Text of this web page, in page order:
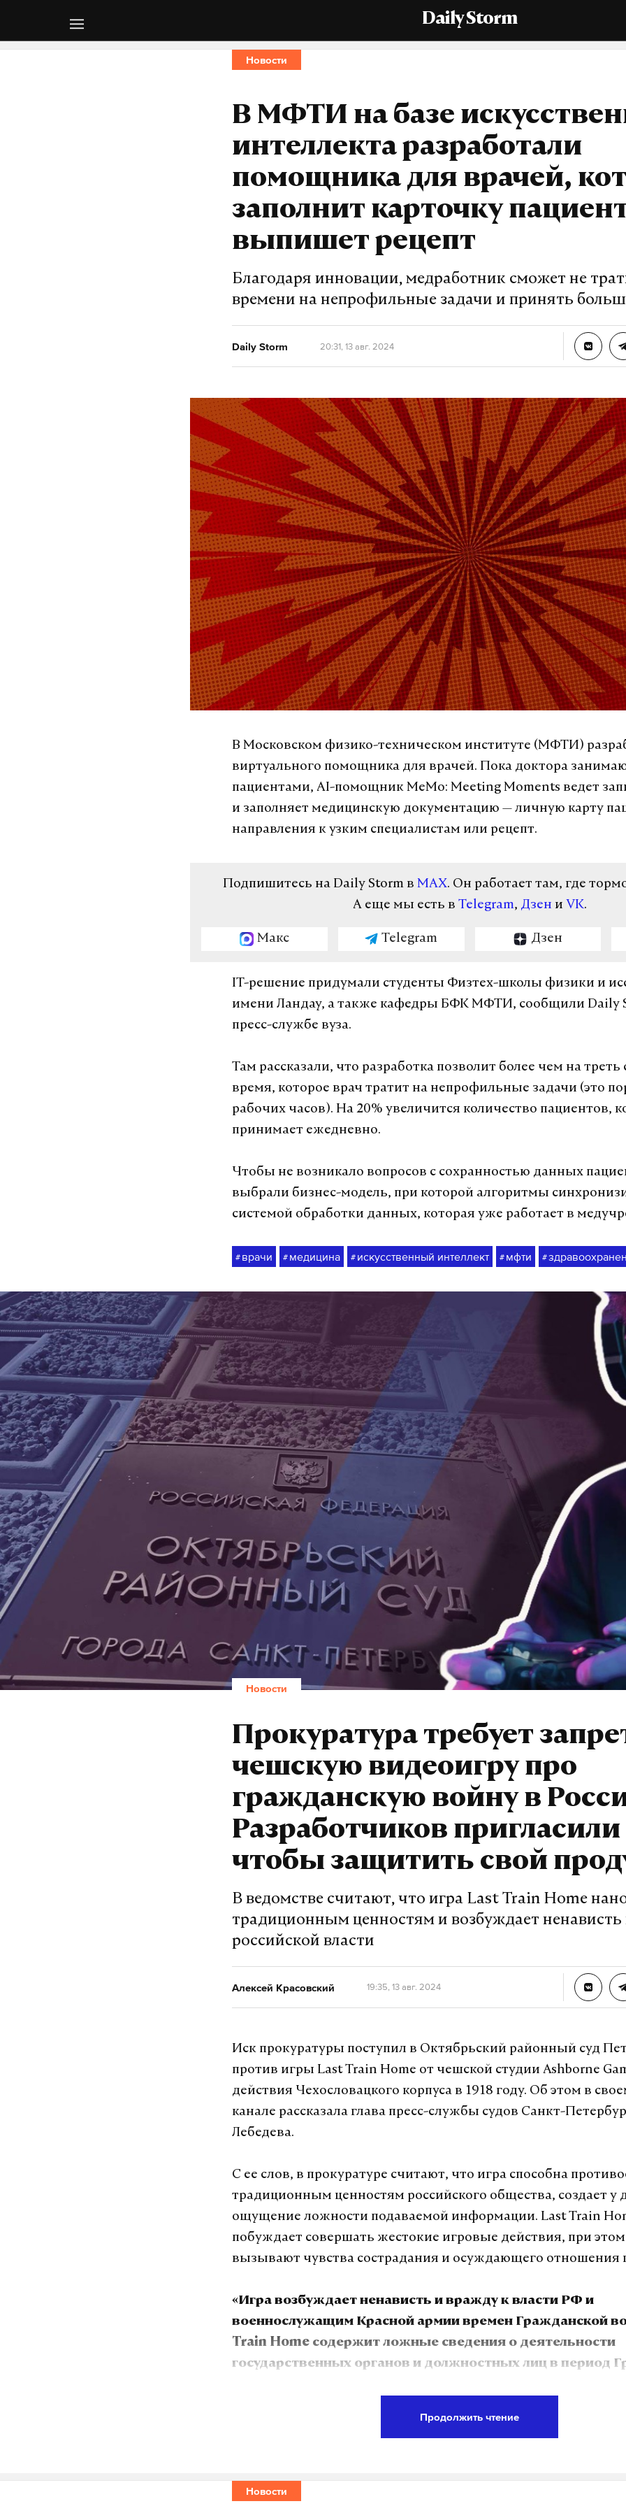
Daily Storm
Новости
В МФТИ на базе
интеллекта разработали
помощника для врачей,
заполнит карточку
выпишет рецепт
Благодаря инновации, медработник сможет не
времени на непрофильные задачи и принять
Daily Storm 20:31, 13 авг. 2024
В Московском физико-техническом институте (МФТИ)
виртуального помощника для врачей. Пока доктора
пациентами, AI-помощник MeMo: Meeting Moments ведет
и заполняет медицинскую документацию — личную карту
направления к узким специалистам или рецепт.
Подпишитесь на Daily Storm в MAX. Он работает там, где
А еще мы есть в Telegram, Дзен и VK.
Макс Telegram Дзен
IT-решение придумали студенты Физтех-школы физики и
имени Ландау, а также кафедры БФК МФТИ, сообщили Daily
пресс-службе вуза.
Там рассказали, что разработка позволит более чем на треть
время, которое врач тратит на непрофильные задачи (это
рабочих часов). На 20% увеличится количество пациентов,
принимает ежедневно.
Чтобы не возникало вопросов с сохранностью данных
выбрали бизнес-модель, при которой алгоритмы
системой обработки данных, которая уже работает в
# врачи # медицина # искусственный интеллект # мфти #
Новости
Прокуратура требует
чешскую видеоигру про
гражданскую войну в
Разработчиков пригласили
чтобы защитить свой
В ведомстве считают, что игра Last Train Home
традиционным ценностям и возбуждает ненависть
российской власти
Алексей Красовский 19:35, 13 авг. 2024
Иск прокуратуры поступил в Октябрьский районный суд
против игры Last Train Home от чешской студии Ashborne
действия Чехословацкого корпуса в 1918 году. Об этом в
канале рассказала глава пресс-службы судов Санкт-
Лебедева.
С ее слов, в прокуратуре считают, что игра способна
традиционным ценностям российского общества, создает у
ощущение ложности подаваемой информации. Last Train
побуждает совершать жестокие игровые действия, при этом
вызывают чувства сострадания и осуждающего отношения
«Игра возбуждает ненависть и вражду к власти РФ и
военнослужащим Красной армии времен Гражданской
Train Home содержит ложные сведения о деятельности
государственных органов и должностных лиц в период
корпуса, что может причинить вред психическому и
Продолжить чтение
Новости